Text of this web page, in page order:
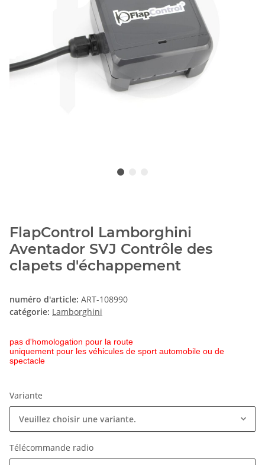
FlapControl Lamborghini
Aventador SVJ Contrôle des
clapets d'échappement
numéro d'article: ART-108990
catégorie: Lamborghini
pas d'homologation pour la route
uniquement pour les véhicules de sport automobile ou de
spectacle
Variante
Veuillez choisir une variante.
Télécommande radio